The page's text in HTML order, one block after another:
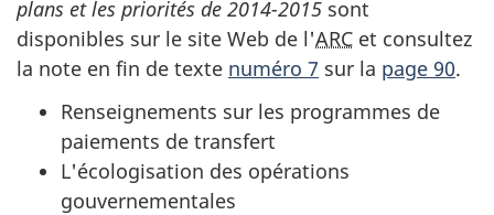
plans et les priorités de 2014-­2015 sont
disponibles sur le site Web de l'ARC et consultez
la note en fin de texte numéro 7 sur la page 90.
Renseignements sur les programmes de
paiements de transfert
L'écologisation des opérations
gouvernementales